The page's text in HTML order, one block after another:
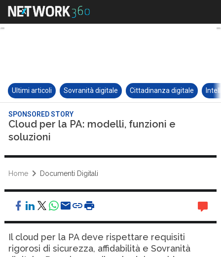
Ultimi articoli Sovranità digitale Cittadinanza digitale
SPONSORED STORY
Cloud per la PA: modelli, funzioni e
soluzioni
Home Documenti Digitali
Il cloud per la PA deve rispettare requisiti
rigorosi di sicurezza, affidabilità e Sovranità